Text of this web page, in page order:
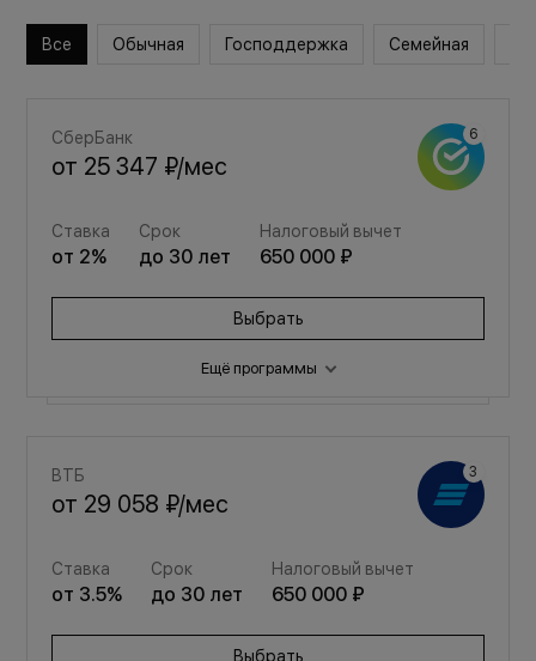
Все Обычная Господдержка Семейная
СберБанк
от 25 347 ₽/мес
Ставка
от 2%
Срок
до 30 лет
Налоговый вычет
650 000 ₽
Выбрать
Ещё программы
от33 940 ₽ /мес
от3.5% до30 650 000 ₽
Выбрать
ВТБ
от 29 058 ₽/мес
Ставка
от 3.5%
Срок
до 30 лет
Налоговый вычет
650 000 ₽
Выбрать